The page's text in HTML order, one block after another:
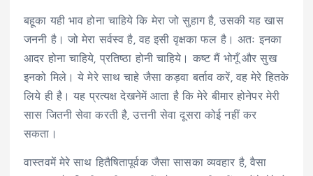
बहूका यही भाव होना चाहिये कि मेरा जो सुहाग है, उसकी यह खास
जननी है। जो मेरा सर्वस्व है, वह इसी वृक्षका फल है। अतः इनका
आदर होना चाहिये, प्रतिष्ठा होनी चाहिये। कष्ट मैं भोगूँ और सुख
इनको मिले। ये मेरे साथ चाहे जैसा कड़वा बर्ताव करें, वह मेरे हितके
लिये ही है। यह प्रत्यक्ष देखनेमें आता है कि मेरे बीमार होनेपर मेरी
सास जितनी सेवा करती है, उत्तनी सेवा दूसरा कोई नहीं कर
सकता।
वास्तवमें मेरे साथ हितैषितापूर्वक जैसा सासका व्यवहार है, वैसा